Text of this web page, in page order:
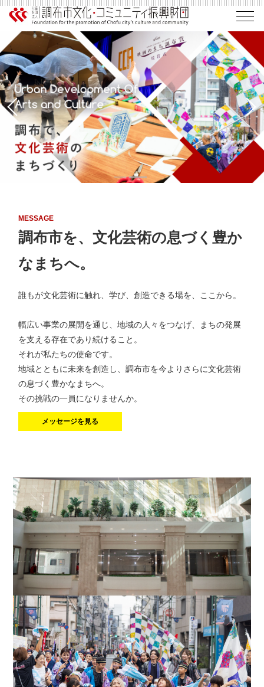
MESSAGE
調布市を、文化芸術の息づく豊か
なまちへ。
誰もが文化芸術に触れ、学び、創造できる場を、ここから。
幅広い事業の展開を通じ、地域の人々をつなげ、まちの発展
を支える存在であり続けること。
それが私たちの使命です。
地域とともに未来を創造し、調布市を今よりさらに文化芸術
の息づく豊かなまちへ。
その挑戦の一員になりませんか。
メッセージを見る